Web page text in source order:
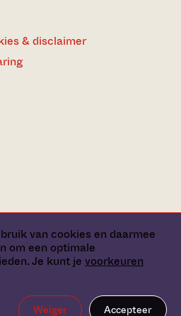
van cookies en daarmee
om een optimale
Je kunt je voorkeuren
Weiger Accepteer
& disclaimer